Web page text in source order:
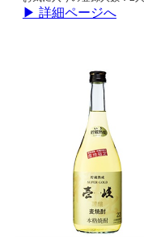
▶ 詳細ページへ